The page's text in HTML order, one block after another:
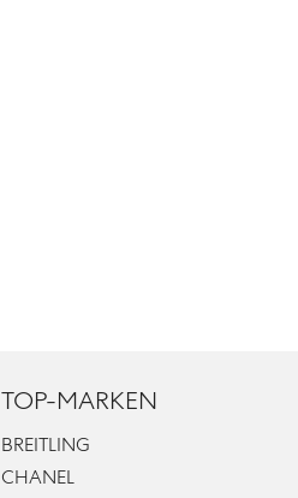
TOP-MARKEN
BREITLING
CHANEL